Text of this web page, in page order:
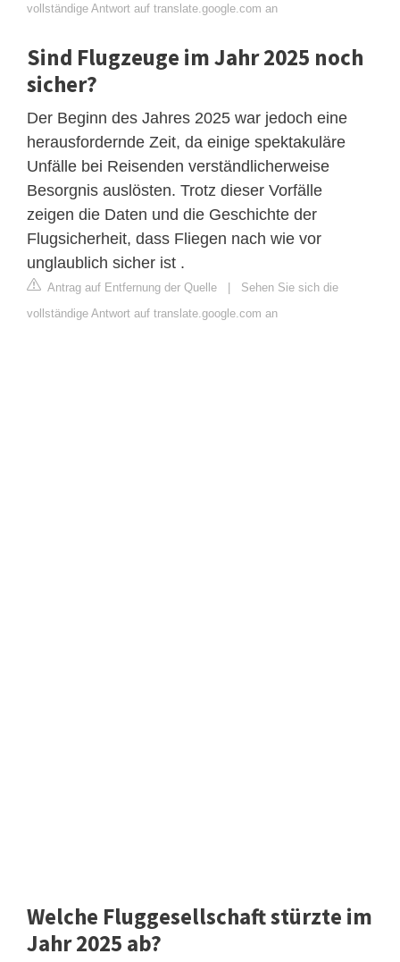
vollständige Antwort auf translate.google.com an
Sind Flugzeuge im Jahr 2025 noch
sicher?
Der Beginn des Jahres 2025 war jedoch eine
herausfordernde Zeit, da einige spektakuläre
Unfälle bei Reisenden verständlicherweise
Besorgnis auslösten. Trotz dieser Vorfälle
zeigen die Daten und die Geschichte der
Flugsicherheit, dass Fliegen nach wie vor
unglaublich sicher ist .
Antrag auf Entfernung der Quelle | Sehen Sie sich die
vollständige Antwort auf translate.google.com an
Welche Fluggesellschaft stürzte im
Jahr 2025 ab?